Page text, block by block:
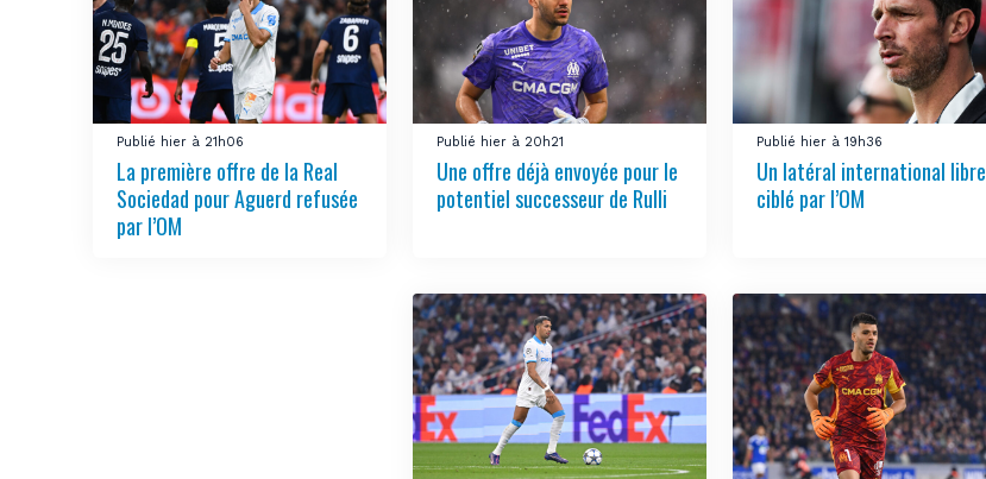
Publié hier à 21h06
La première offre de la Real
Sociedad pour Aguerd refusée
par l’OM
Publié hier à 20h21
Une offre déjà envoyée pour le
potentiel successeur de Rulli
Publié hier à 19h36
Un latéral international libre
ciblé par l’OM